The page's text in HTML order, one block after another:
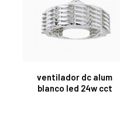
ventilador dc alum
blanco led 24w cct